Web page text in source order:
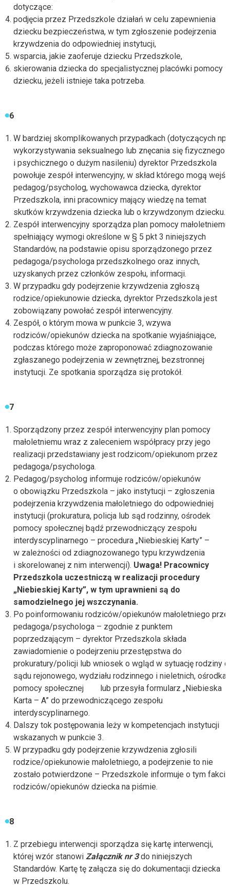
dotyczące:
podjęcia przez Przedszkole działań w celu zapewnienia
dziecku bezpieczeństwa, w tym zgłoszenie podejrzenia
krzywdzenia do odpowiedniej instytucji,
wsparcia, jakie zaoferuje dziecku Przedszkole,
skierowania dziecka do specjalistycznej placówki pomocy
dziecku, jeżeli istnieje taka potrzeba.
6
W bardziej skomplikowanych przypadkach (dotyczących np.
wykorzystywania seksualnego lub znęcania się fizycznego
i psychicznego o dużym nasileniu) dyrektor Przedszkola
powołuje zespół interwencyjny, w skład którego mogą
pedagog/psycholog, wychowawca dziecka, dyrektor
Przedszkola, inni pracownicy mający wiedzę na temat
skutków krzywdzenia dziecka lub o krzywdzonym dziecku.
Zespół interwencyjny sporządza plan pomocy małoletniemu,
spełniający wymogi określone w § 5 pkt 3 niniejszych
Standardów, na podstawie opisu sporządzonego przez
pedagoga/psychologa przedszkolnego oraz innych,
uzyskanych przez członków zespołu, informacji.
W przypadku gdy podejrzenie krzywdzenia zgłoszą
rodzice/opiekunowie dziecka, dyrektor Przedszkola jest
zobowiązany powołać zespół interwencyjny.
Zespół, o którym mowa w punkcie 3, wzywa
rodziców/opiekunów dziecka na spotkanie wyjaśniające,
podczas którego może zaproponować zdiagnozowanie
zgłaszanego podejrzenia w zewnętrznej, bezstronnej
instytucji. Ze spotkania sporządza się protokół.
7
Sporządzony przez zespół interwencyjny plan pomocy
małoletniemu wraz z zaleceniem współpracy przy jego
realizacji przedstawiany jest rodzicom/opiekunom przez
pedagoga/psychologa.
Pedagog/psycholog informuje rodziców/opiekunów
o obowiązku Przedszkola – jako instytucji – zgłoszenia
podejrzenia krzywdzenia małoletniego do odpowiedniej
instytucji (prokuratura, policja lub sąd rodzinny, ośrodek
pomocy społecznej bądź przewodniczący zespołu
interdyscyplinarnego – procedura „Niebieskiej Karty” –
w zależności od zdiagnozowanego typu krzywdzenia
i skorelowanej z nim interwencji). Uwaga! Pracownicy
Przedszkola uczestniczą w realizacji procedury
„Niebieskiej Karty”, w tym uprawnieni są do
samodzielnego jej wszczynania.
Po poinformowaniu rodziców/opiekunów małoletniego
pedagoga/psychologa – zgodnie z punktem
poprzedzającym – dyrektor Przedszkola składa
zawiadomienie o podejrzeniu przestępstwa do
prokuratury/policji lub wniosek o wgląd w sytuację rodziny
sądu rejonowego, wydziału rodzinnego i nieletnich, ośrodka
pomocy społecznej lub przesyła formularz „Niebieska
Karta – A” do przewodniczącego zespołu
interdyscyplinarnego.
Dalszy tok postępowania leży w kompetencjach instytucji
wskazanych w punkcie 3.
W przypadku gdy podejrzenie krzywdzenia zgłosili
rodzice/opiekunowie małoletniego, a podejrzenie to nie
zostało potwierdzone – Przedszkole informuje o tym fakcie
rodziców/opiekunów dziecka na piśmie.
8
Z przebiegu interwencji sporządza się kartę interwencji,
której wzór stanowi Załącznik nr 3do niniejszych
Standardów. Kartę tę załącza się do dokumentacji dziecka
w Przedszkolu.